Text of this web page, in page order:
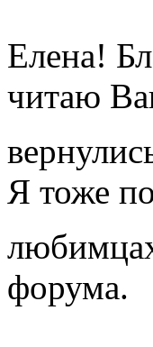
Елена!
читаю
Я тоже
форума.